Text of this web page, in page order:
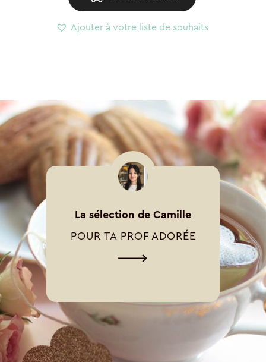
Ajouter à votre liste de souhaits
La sélection de Camille
POUR TA PROF ADORÉE